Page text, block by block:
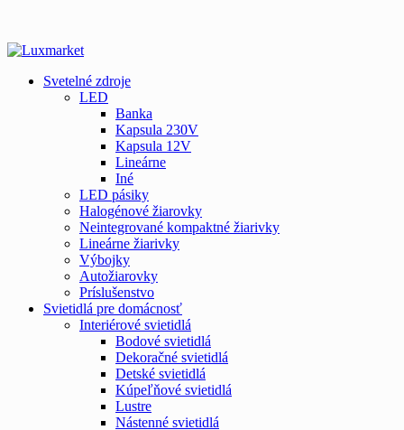
Svetelné zdroje
LED
Banka
Kapsula 230V
Kapsula 12V
Lineárne
Iné
LED pásiky
Halogénové žiarovky
Neintegrované kompaktné žiarivky
Lineárne žiarivky
Výbojky
Autožiarovky
Príslušenstvo
Svietidlá pre domácnosť
Interiérové svietidlá
Bodové svietidlá
Dekoračné svietidlá
Detské svietidlá
Kúpeľňové svietidlá
Lustre
Nástenné svietidlá